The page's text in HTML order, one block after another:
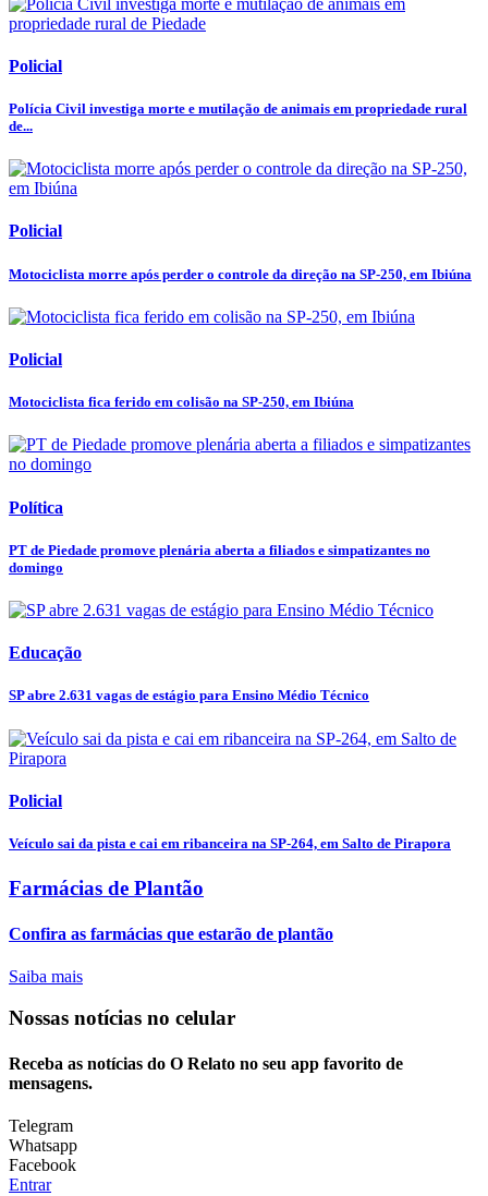
Policial
Polícia Civil investiga morte e mutilação de animais em propriedade rural
de...
Policial
Motociclista morre após perder o controle da direção na SP-250, em Ibiúna
Policial
Motociclista fica ferido em colisão na SP-250, em Ibiúna
Política
PT de Piedade promove plenária aberta a filiados e simpatizantes no
domingo
Educação
SP abre 2.631 vagas de estágio para Ensino Médio Técnico
Policial
Veículo sai da pista e cai em ribanceira na SP-264, em Salto de Pirapora
Farmácias de Plantão
Confira as farmácias que estarão de plantão
Saiba mais
Nossas notícias no celular
Receba as notícias do O Relato no seu app favorito de
mensagens.
Telegram
Whatsapp
Facebook
Entrar